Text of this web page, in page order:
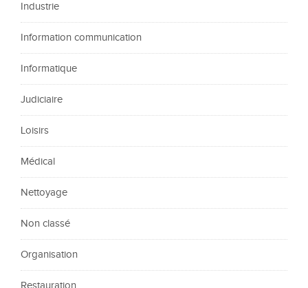
Industrie
Information communication
Informatique
Judiciaire
Loisirs
Médical
Nettoyage
Non classé
Organisation
Restauration